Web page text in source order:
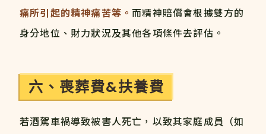
痛所引起的精神痛苦等。而精神賠償會根據雙方的
身分地位、財力狀況及其他各項條件去評估。
六、喪葬費&扶養費
若酒駕車禍導致被害人死亡，以致其家庭成員（如